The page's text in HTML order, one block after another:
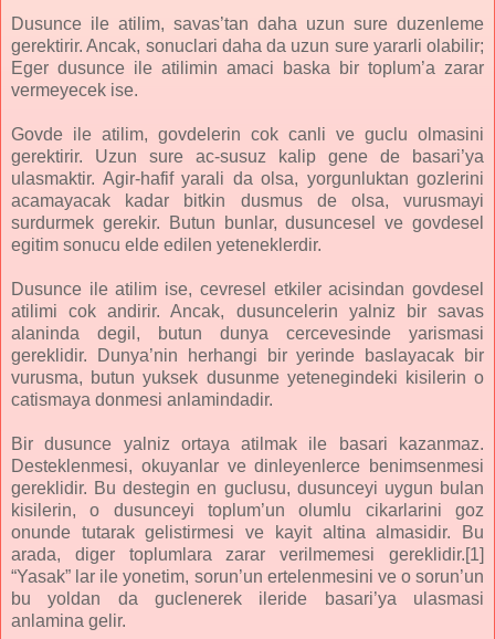
Dusunce ile atilim, savas’tan daha uzun sure duzenleme
gerektirir. Ancak, sonuclari daha da uzun sure yararli olabilir;
Eger dusunce ile atilimin amaci baska bir toplum’a zarar
vermeyecek ise.
Govde ile atilim, govdelerin cok canli ve guclu olmasini
gerektirir. Uzun sure ac-susuz kalip gene de basari’ya
ulasmaktir. Agir-hafif yarali da olsa, yorgunluktan gozlerini
acamayacak kadar bitkin dusmus de olsa, vurusmayi
surdurmek gerekir. Butun bunlar, dusuncesel ve govdesel
egitim sonucu elde edilen yeteneklerdir.
Dusunce ile atilim ise, cevresel etkiler acisindan govdesel
atilimi cok andirir. Ancak, dusuncelerin yalniz bir savas
alaninda degil, butun dunya cercevesinde yarismasi
gereklidir. Dunya’nin herhangi bir yerinde baslayacak bir
vurusma, butun yuksek dusunme yetenegindeki kisilerin o
catismaya donmesi anlamindadir.
Bir dusunce yalniz ortaya atilmak ile basari kazanmaz.
Desteklenmesi, okuyanlar ve dinleyenlerce benimsenmesi
gereklidir. Bu destegin en guclusu, dusunceyi uygun bulan
kisilerin, o dusunceyi toplum’un olumlu cikarlarini goz
onunde tutarak gelistirmesi ve kayit altina almasidir. Bu
arada, diger toplumlara zarar verilmemesi gereklidir.[1]
“Yasak” lar ile yonetim, sorun’un ertelenmesini ve o sorun’un
bu yoldan da guclenerek ileride basari’ya ulasmasi
anlamina gelir.